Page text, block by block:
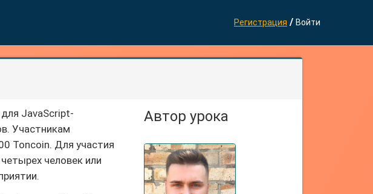
Регистрация / Войти
JavaScript-
Участникам
Toncoin. Для участия
человек или
Автор урока